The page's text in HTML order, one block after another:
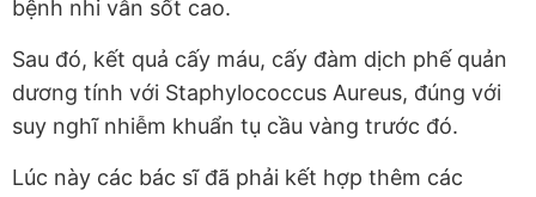
bệnh nhi vẫn sốt cao.
Sau đó, kết quả cấy máu, cấy đàm dịch phế quản
dương tính với Staphylococcus Aureus, đúng với
suy nghĩ nhiễm khuẩn tụ cầu vàng trước đó.
Lúc này các bác sĩ đã phải kết hợp thêm các